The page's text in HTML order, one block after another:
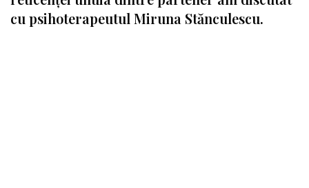
cu psihoterapeutul Miruna Stănculescu.